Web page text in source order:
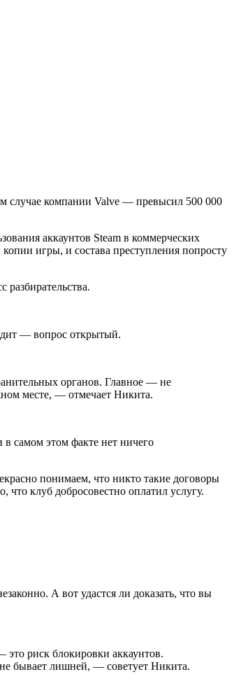
случае компании Valve — превысил 500 000
аккаунтов Steam в коммерческих
игры, и состава преступления попросту
— вопрос открытый.
органов. Главное — не
месте, — отмечает Никита.
в самом этом факте нет ничего
понимаем, что никто такие договоры
что клуб добросовестно оплатил услугу.
А вот удастся ли доказать, что вы
риск блокировки аккаунтов.
бывает лишней, — советует Никита.